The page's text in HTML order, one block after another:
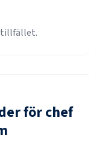
tillfället.
förchef